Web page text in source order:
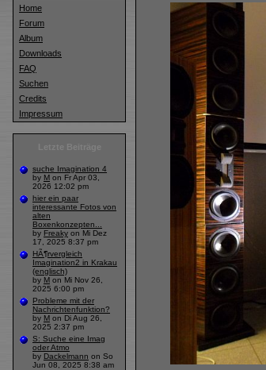
Home
Forum
Album
Downloads
FAQ
Suchen
Credits
Impressum
suche Imagination 4
by M on Fr Apr 03,
2026 12:02 pm
hier ein paar
interessante Fotos von
alten
Boxenkonzepten...
by Freaky on Mi Dez
17, 2025 8:37 pm
HÃ¶rvergleich
Imagination2 in Krakau
(englisch)
by M on Mi Nov 26,
2025 6:00 pm
Probleme mit der
Nachrichtenfunktion?
by M on Di Aug 26,
2025 2:37 pm
S: Suche eine Imag
oder Atmo
by Dackelmann on So
Jun 08, 2025 8:38 am